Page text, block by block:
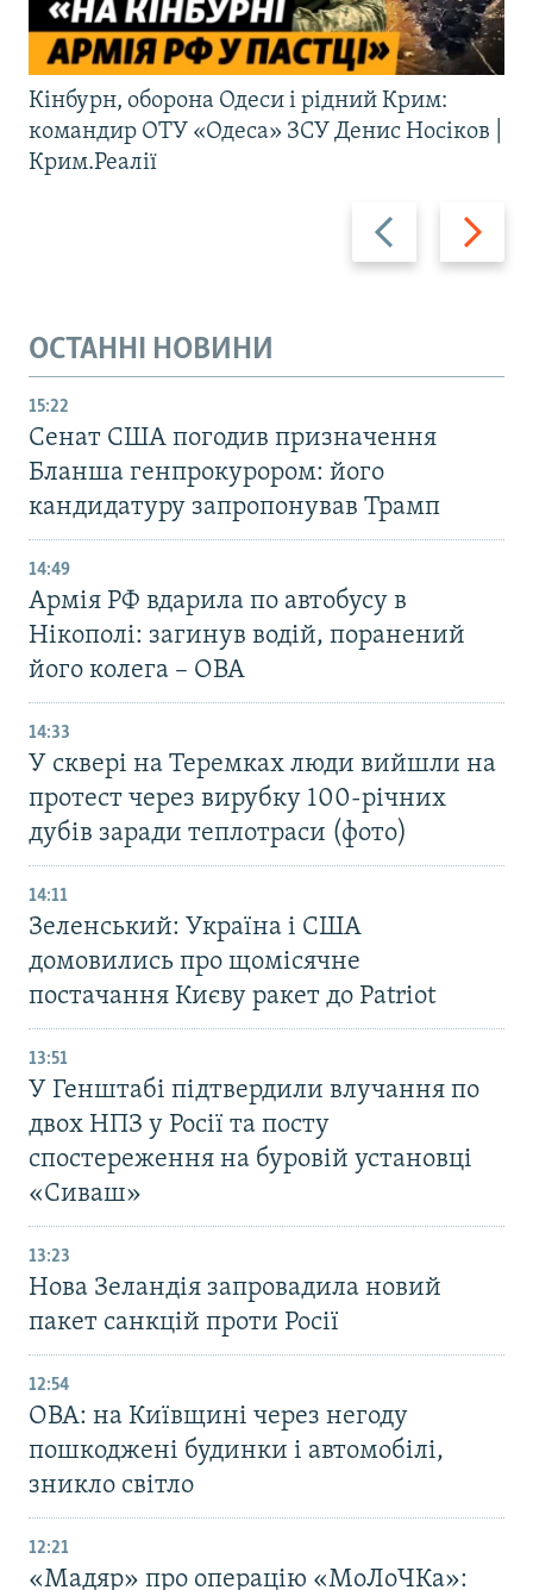
Назад Вперед
Кінбурн, оборона Одеси і рідний Крим:
командир ОТУ «Одеса» ЗСУ Денис Носіков |
Крим.Реалії
ОСТАННІ НОВИНИ
15:22
Сенат США погодив призначення
Бланша генпрокурором: його
кандидатуру запропонував Трамп
14:49
Армія РФ вдарила по автобусу в
Нікополі: загинув водій, поранений
його колега – ОВА
14:33
У сквері на Теремках люди вийшли на
протест через вирубку 100-річних
дубів заради теплотраси (фото)
14:11
Зеленський: Україна і США
домовились про щомісячне
постачання Києву ракет до Patriot
13:51
У Генштабі підтвердили влучання по
двох НПЗ у Росії та посту
спостереження на буровій установці
«Сиваш»
13:23
Нова Зеландія запровадила новий
пакет санкцій проти Росії
12:54
ОВА: на Київщині через негоду
пошкоджені будинки і автомобілі,
зникло світло
12:21
«Мадяр» про операцію «МоЛоЧКа»: